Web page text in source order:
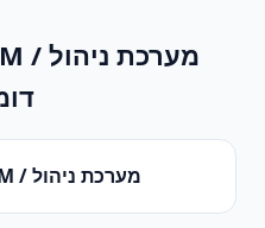
מערכת ניהול / CRM
מערכת ניהול / CRM